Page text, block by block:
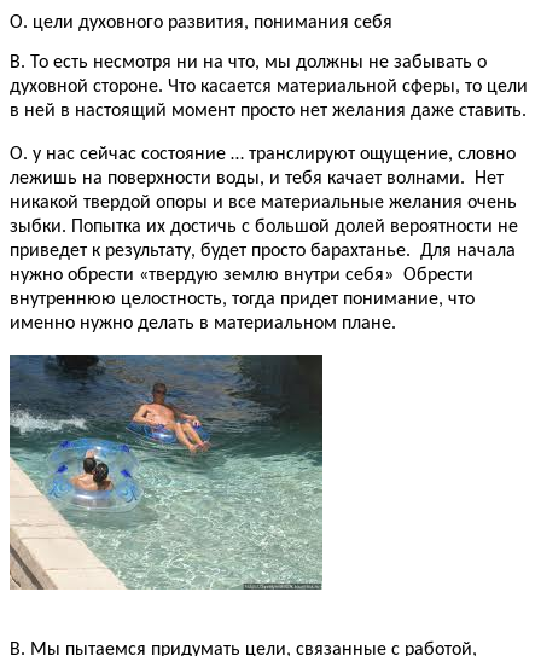
О. цели духовного развития, понимания себя
В. То есть несмотря ни на что, мы должны не забывать о
духовной стороне. Что касается материальной сферы, то цели
в ней в настоящий момент просто нет желания даже ставить.
О. у нас сейчас состояние … транслируют ощущение, словно
лежишь на поверхности воды, и тебя качает волнами. Нет
никакой твердой опоры и все материальные желания очень
зыбки. Попытка их достичь с большой долей вероятности не
приведет к результату, будет просто барахтанье. Для начала
нужно обрести «твердую землю внутри себя» Обрести
внутреннюю целостность, тогда придет понимание, что
именно нужно делать в материальном плане.
В. Мы пытаемся придумать цели, связанные с работой,